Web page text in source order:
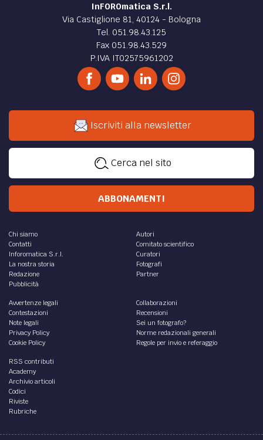
InFOROmatica S.r.l.
Via Castiglione 81, 40124 - Bologna
Tel. 051.98.43.125
Fax 051.98.43.529
P.IVA IT02575961202
Iscriviti alla newsletter
Cerca nel sito
ABBONAMENTI
Chi siamo
Contatti
Inforomatica S.r.l.
La nostra storia
Redazione
Pubblicità
Autori
Comitato scientifico
Curatori
Fotografi
Partner
Avvertenze legali
Contestazioni
Note legali
Privacy Policy
Cookie Policy
Collaborazioni
Recensioni
Sei un fotografo?
Norme redazionali generali
Regole per invio e referaggio
RSS contributi
Academy
Archivio articoli
Codici
Riviste
Rubriche